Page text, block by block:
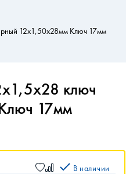
12х1,50х28мм Ключ 17мм
ключ
17мм
В наличии